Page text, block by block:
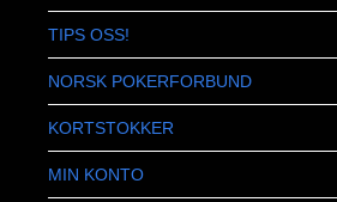
TIPS OSS!
NORSK POKERFORBUND
KORTSTOKKER
MIN KONTO